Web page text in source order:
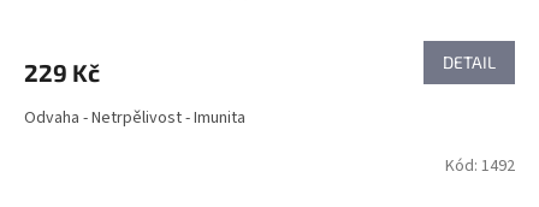
229 Kč DETAIL
Odvaha - Netrpělivost - Imunita
Kód: 1492